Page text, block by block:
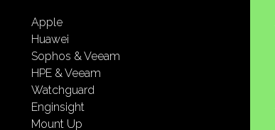
Apple
Huawei
Sophos & Veeam
HPE & Veeam
Watchguard
Enginsight
Mount Up